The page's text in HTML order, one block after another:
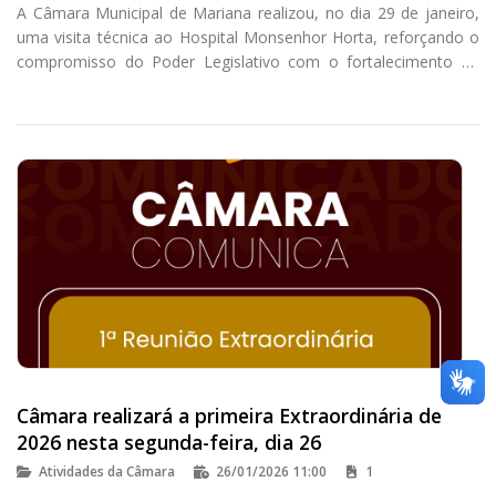
A Câmara Municipal de Mariana realizou, no dia 29 de janeiro,
uma visita técnica ao Hospital Monsenhor Horta, reforçando o
compromisso do Poder Legislativo com o fortalecimento da
Câmara realizará a primeira Extraordinária de
2026 nesta segunda-feira, dia 26
Atividades da Câmara 26/01/2026 11:00 1